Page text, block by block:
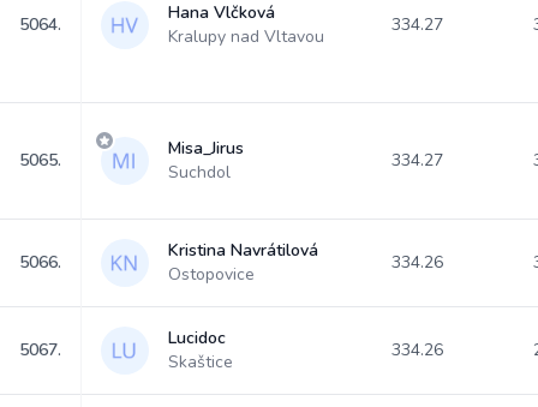
5064.
Hana Vlčková
Kralupy nad Vltavou
334.27
5065.
Misa_Jirus
Suchdol
334.27
5066.
Kristina Navrátilová
Ostopovice
334.26
5067.
Lucidoc
Skaštice
334.26